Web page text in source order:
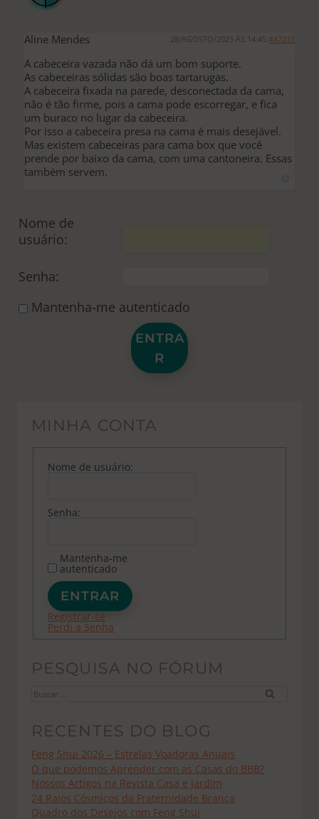
Aline Mendes 28/AGOSTO/2025 ÀS 14:45 #47231
A cabeceira vazada não dá um bom suporte.
As cabeceiras sólidas são boas tartarugas.
A cabeceira fixada na parede, desconectada da cama,
não é tão firme, pois a cama pode escorregar, e fica
um buraco no lugar da cabeceira.
Por isso a cabeceira presa na cama é mais desejável.
Mas existem cabeceiras para cama box que você
prende por baixo da cama, com uma cantoneira. Essas
também servem.
Nome de
usuário:
Senha:
Mantenha-me autenticado
ENTRA
R
MINHA CONTA
Nome de usuário:
Senha:
Mantenha-me
autenticado
ENTRAR
Registrar-se
Perdi a Senha
PESQUISA NO FÓRUM
Buscar
por:
RECENTES DO BLOG
Feng Shui 2026 – Estrelas Voadoras Anuais
O que podemos Aprender com as Casas do BBB?
Nossos Artigos na Revista Casa e Jardim
24 Raios Cósmicos da Fraternidade Branca
Quadro dos Desejos com Feng Shui